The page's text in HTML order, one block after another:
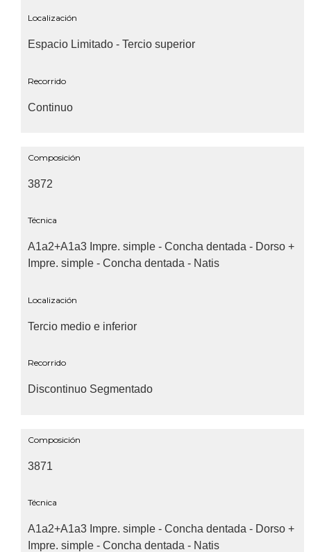
Localización
Espacio Limitado - Tercio superior
Recorrido
Continuo
Composición
3872
Técnica
A1a2+A1a3 Impre. simple - Concha dentada - Dorso +
Impre. simple - Concha dentada - Natis
Localización
Tercio medio e inferior
Recorrido
Discontinuo Segmentado
Composición
3871
Técnica
A1a2+A1a3 Impre. simple - Concha dentada - Dorso +
Impre. simple - Concha dentada - Natis